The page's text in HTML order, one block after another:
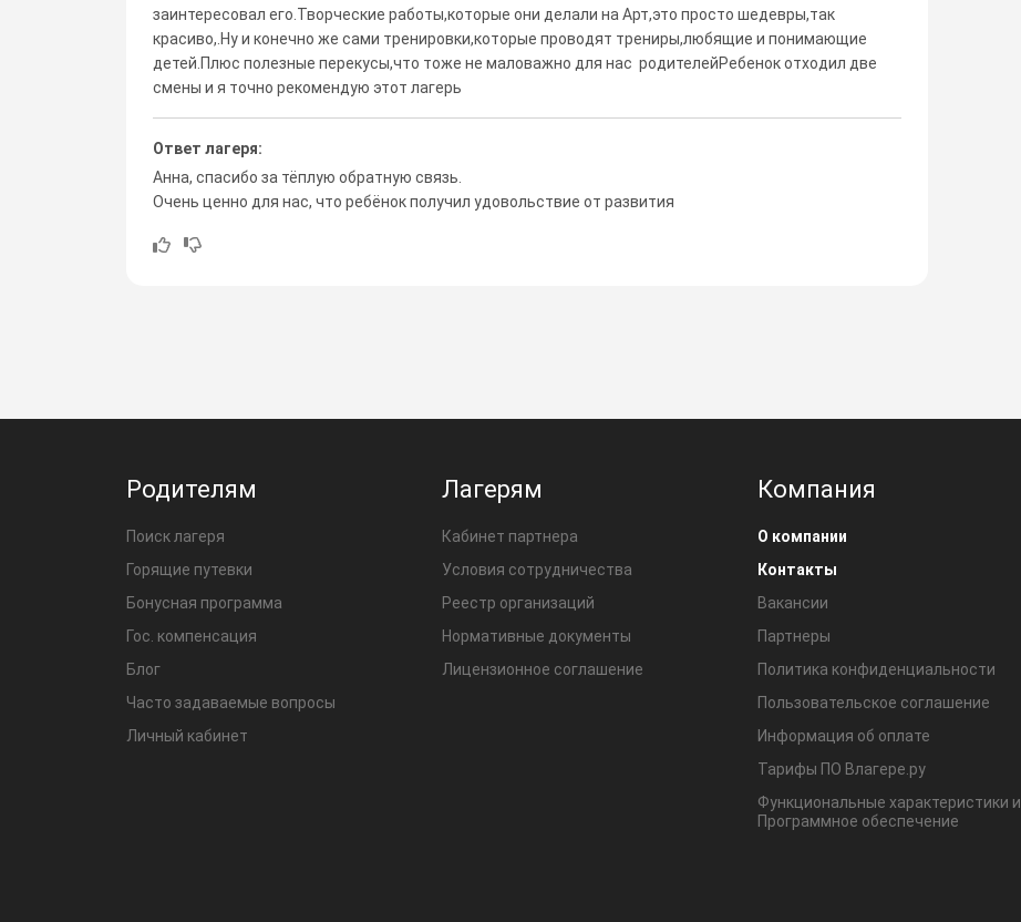
заинтересовал его.Творческие работы,которые они делали на Арт,это просто шедевры,так
красиво,.Ну и конечно же сами тренировки,которые проводят трениры,любящие и понимающие
детей.Плюс полезные перекусы,что тоже не маловажно для нас родителейРебенок отходил две
смены и я точно рекомендую этот лагерь
Ответ лагеря:
Анна, спасибо за тёплую обратную связь.
Очень ценно для нас, что ребёнок получил удовольствие от развития
Родителям
Поиск лагеря
Горящие путевки
Бонусная программа
Гос. компенсация
Блог
Часто задаваемые вопросы
Личный кабинет
Лагерям
Кабинет партнера
Условия сотрудничества
Реестр организаций
Нормативные документы
Лицензионное соглашение
Компания
О компании
Контакты
Вакансии
Партнеры
Политика конфиденциальности
Пользовательское соглашение
Информация об оплате
Тарифы ПО Влагере.ру
Функциональные характеристики и
Программное обеспечение